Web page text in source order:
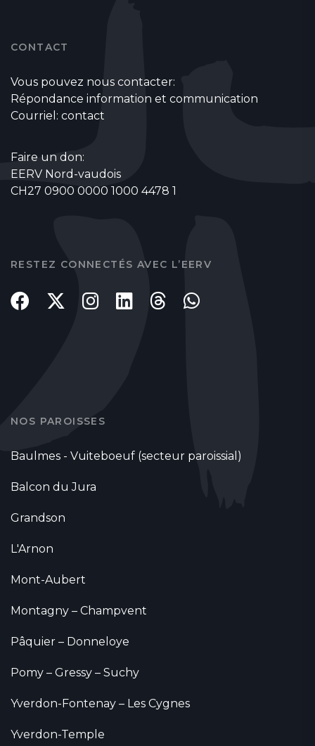
CONTACT
Vous pouvez nous contacter:
Répondance information et communication
Courriel: contact
Faire un don:
EERV Nord-vaudois
CH27 0900 0000 1000 4478 1
RESTEZ CONNECTÉS AVEC L’EERV
NOS PAROISSES
Baulmes - Vuiteboeuf (secteur paroissial)
Balcon du Jura
Grandson
L'Arnon
Mont-Aubert
Montagny – Champvent
Pâquier – Donneloye
Pomy – Gressy – Suchy
Yverdon-Fontenay – Les Cygnes
Yverdon-Temple